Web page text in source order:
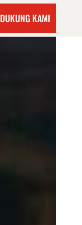
DUKUNG KAMI